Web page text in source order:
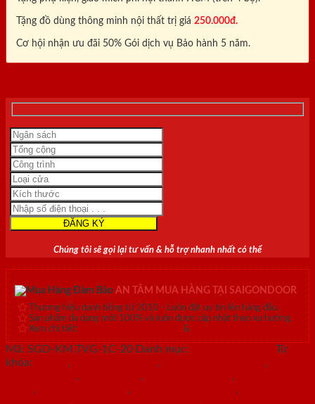
Tặng đồ dùng thông minh nội thất trị giá 250.000đ.
Cơ hội nhận ưu đãi 50% Gói dịch vụ Bảo hành 5 năm.
Chúng tôi sẽ gọi lại tư vấn & hỗ trợ nhanh nhất có thể
AN TÂM MUA HÀNG TẠI SAIGONDOOR
Thương hiệu danh tiếng từ 2010 - Luôn đặt uy tín lên hàng đầu.
Sản phẩm đa dạng mới 100% và luôn được cập nhật theo xu hướng.
Xem chi tiết:
&
Mã: SGD-KM.TVG-1C-20 Danh mục:
Từ
khóa:
, , ,
, , ,
, , ,